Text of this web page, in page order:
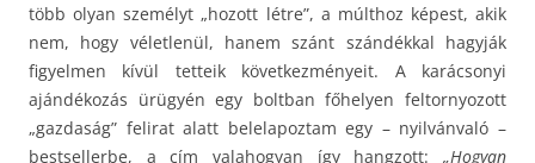
több olyan személyt „hozott létre”, a múlthoz képest, akik
nem, hogy véletlenül, hanem szánt szándékkal hagyják
figyelmen kívül tetteik következményeit. A karácsonyi
ajándékozás ürügyén egy boltban főhelyen feltornyozott
„gazdaság” felirat alatt belelapoztam egy – nyilvánvaló –
bestsellerbe, a cím valahogyan így hangzott: „Hogyan